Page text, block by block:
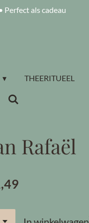
Perfect als cadeau
THEERITUEEL
Rafaël